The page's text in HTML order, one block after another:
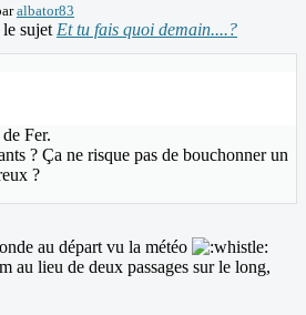
albator83
le sujet Et tu fais quoi demain....?
Fer.
? Ça ne risque pas de bouchonner un
?
au départ vu la météo
au lieu de deux passages sur le long,